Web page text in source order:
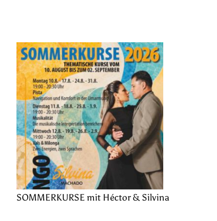
SOMMERKURSE mit Héctor & Silvina